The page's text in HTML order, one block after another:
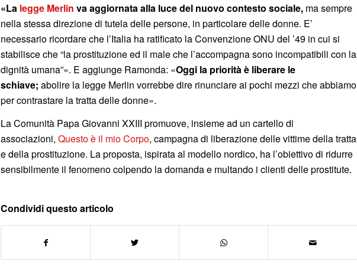
«La legge Merlin va aggiornata alla luce del nuovo contesto sociale, ma sempre
nella stessa direzione di tutela delle persone, in particolare delle donne. E’
necessario ricordare che l’Italia ha ratificato la Convenzione ONU del ’49 in cui si
stabilisce che “la prostituzione ed il male che l’accompagna sono incompatibili con la
dignità umana”». E aggiunge Ramonda: «Oggi la priorità è liberare le
schiave; abolire la legge Merlin vorrebbe dire rinunciare ai pochi mezzi che abbiamo
per contrastare la tratta delle donne».
La Comunità Papa Giovanni XXIII promuove, insieme ad un cartello di
associazioni, Questo è il mio Corpo, campagna di liberazione delle vittime della tratta
e della prostituzione. La proposta, ispirata al modello nordico, ha l’obiettivo di ridurre
sensibilmente il fenomeno colpendo la domanda e multando i clienti delle prostitute.
Condividi questo articolo